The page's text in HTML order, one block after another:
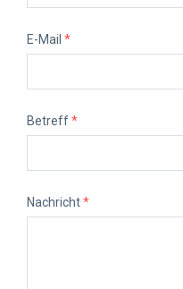
E-Mail *
Betreff*
Nachricht*